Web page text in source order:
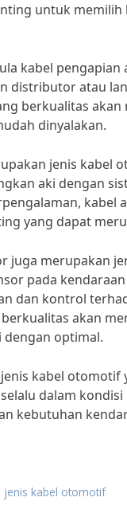
untuk
kabel
distributor atau
berkualitas
dinyalakan.
jenis kabel
aki dengan
kabel
yang dapat
juga merupakan
pada
dan kontrol
akan
optimal.
kabel
dalam
kebutuhan
jenis kabel otomotif